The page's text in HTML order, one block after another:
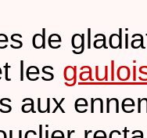
de
les
aux